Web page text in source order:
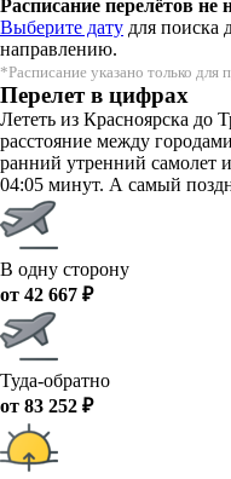
Расписание перелётов не
Выберите дату для поиска
направлению.
*Расписание указано только для
Перелет в цифрах
Лететь из Красноярска до
расстояние между
ранний утренний самолет
04:05 минут. А самый
В одну сторону
от 42 667 ₽
Туда-обратно
от 83 252 ₽